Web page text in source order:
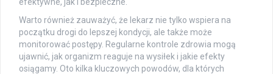
Warto również zauważyć, że lekarz nie tylko wspiera na
początku drogi do lepszej kondycji, ale także może
monitorować postępy. Regularne kontrole zdrowia mogą
ujawnić, jak organizm reaguje na wysiłek i jakie efekty
osiągamy. Oto kilka kluczowych powodów, dla których